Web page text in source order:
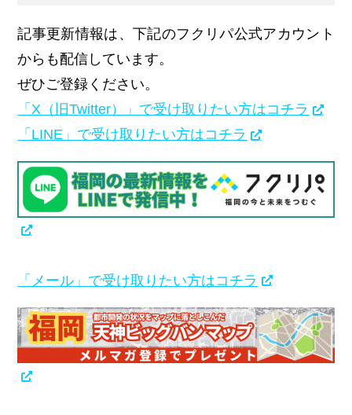
記事更新情報は、下記のフクリパ公式アカウント
からも配信しています。
ぜひご登録ください。
「X（旧Twitter）」で受け取りたい方はコチラ
「LINE」で受け取りたい方はコチラ
「メール」で受け取りたい方はコチラ